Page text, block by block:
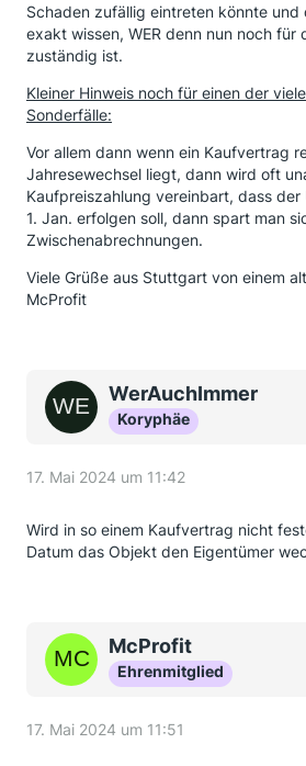
Schaden zufällig eintreten könnte und
exakt wissen, WER denn nun noch für
zuständig ist.
Kleiner Hinweis noch für einen der
Sonderfälle:
Vor allem dann wenn ein Kaufvertrag
Jahresewechsel liegt, dann wird oft
Kaufpreiszahlung vereinbart, dass
1. Jan. erfolgen soll, dann spart man
Zwischenabrechnungen.
Viele Grüße aus Stuttgart von einem
McProfit
WerAuchImmer
Koryphäe
17. Mai 2024 um 11:42
Wird in so einem Kaufvertrag nicht
Datum das Objekt den Eigentümer
McProfit
Ehrenmitglied
17. Mai 2024 um 11:51